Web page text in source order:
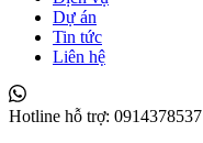
Dự án
Tin tức
Liên hệ
Hotline hỗ trợ: 0914378537